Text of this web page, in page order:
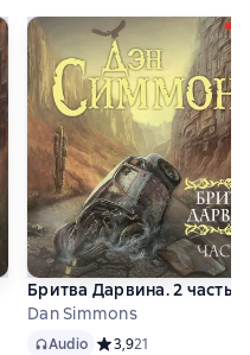
52 оценок
Бритва Дарвина. 2 часть
Dan Simmons
AudioAudio Средний рейтинг 3,9
3,921